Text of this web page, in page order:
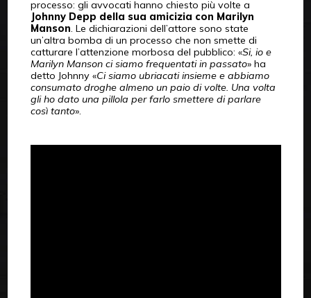
processo: gli avvocati hanno chiesto più volte a
Johnny Depp della sua amicizia con Marilyn
Manson. Le dichiarazioni dell’attore sono state
un’altra bomba di un processo che non smette di
catturare l’attenzione morbosa del pubblico: «Si, io e
Marilyn Manson ci siamo frequentati in passato» ha
detto Johnny «Ci siamo ubriacati insieme e abbiamo
consumato droghe almeno un paio di volte. Una volta
gli ho dato una pillola per farlo smettere di parlare
così tanto».